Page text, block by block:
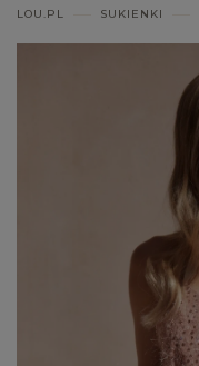
LOU.PL SUKIENKI